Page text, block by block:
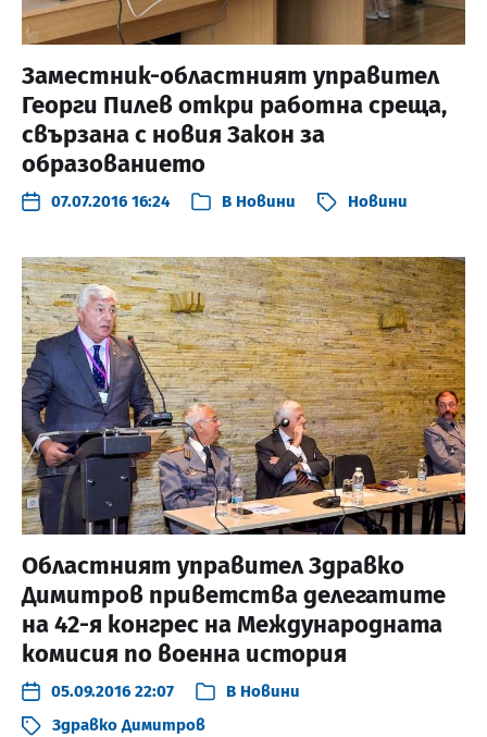
Заместник-областният управител
Георги Пилев откри работна среща,
свързана с новия Закон за
образованието
07.07.2016 16:24 В Новини Новини
Областният управител Здравко
Димитров приветства делегатите
на 42-я конгрес на Международната
комисия по военна история
05.09.2016 22:07 В Новини
Здравко Димитров